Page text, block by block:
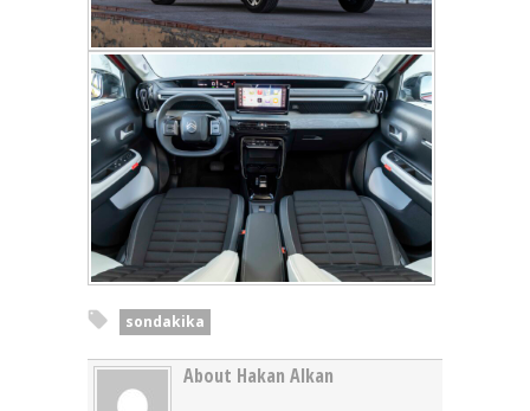
sondakika
About Hakan Alkan